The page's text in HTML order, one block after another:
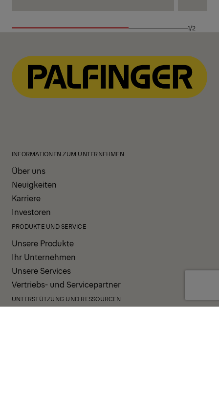
1/2
INFORMATIONEN ZUM UNTERNEHMEN
Über uns
Neuigkeiten
Karriere
Investoren
PRODUKTE UND SERVICE
Unsere Produkte
Ihr Unternehmen
Unsere Services
Vertriebs- und Servicepartner
UNTERSTÜTZUNG UND RESSOURCEN